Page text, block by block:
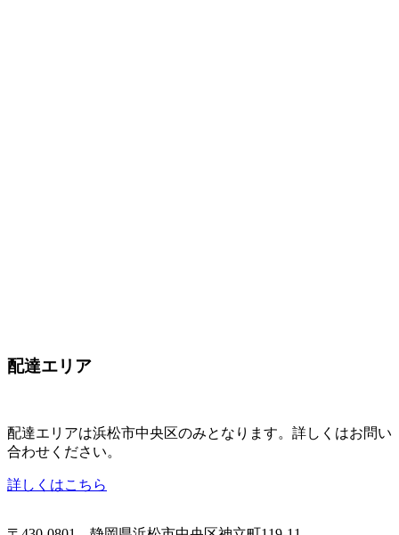
配達エリア
配達エリアは浜松市中央区のみとなります。詳しくはお問い
合わせください。
詳しくはこちら